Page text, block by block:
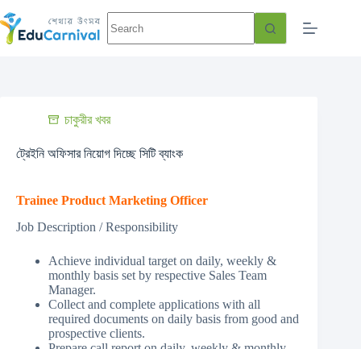
চাকুরীর খবর
ট্রেইনি অফিসার নিয়োগ দিচ্ছে সিটি ব্যাংক
Trainee Product Marketing Officer
Job Description / Responsibility
Achieve individual target on daily, weekly &
monthly basis set by respective Sales Team
Manager.
Collect and complete applications with all
required documents on daily basis from good and
prospective clients.